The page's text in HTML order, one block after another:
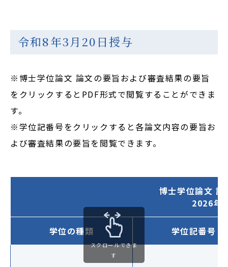
卒業生の方
お問い合わせ
お知らせ
令和8年3月20日授与
※博士学位論文 論文の要旨および審査結果の要旨
をクリックするとPDF形式で閲覧することができま
す。
※学位記番号をクリックすると各論文内容の要旨お
よび審査結果の要旨を閲覧できます。
博士学位論文
2026年
学位の種類 学位記番号
スクロールできま
す